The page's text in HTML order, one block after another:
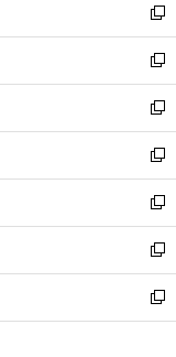
で
開
く
ド
ウ
で
開
く
ィ
ン
ド
ウ
で
開
く
い
ウ
ィ
ン
ド
ウ
で
開
く
新
し
い
ウ
ィ
ン
ド
ウ
で
開
く
新
し
い
ウ
ィ
ン
ド
ウ
で
開
く
新
し
い
ウ
ィ
ン
ド
ウ
で
開
新
し
い
ウ
ィ
ン
ド
ウ
新
し
い
ウ
ィ
ン
新
し
い
ウ
新
し